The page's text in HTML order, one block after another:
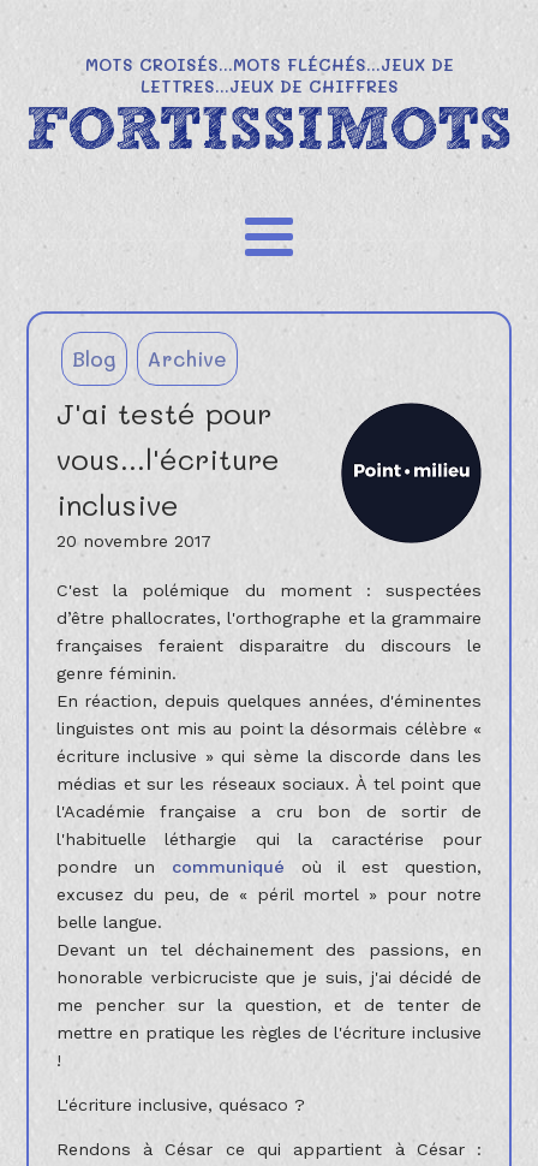
MOTS CROISÉS...MOTS FLÉCHÉS...JEUX DE
LETTRES...JEUX DE CHIFFRES
Blog Archive
J'ai testé pour
vous...l'écriture
inclusive
20 novembre 2017
C'est la polémique du moment : suspectées
d’être phallocrates, l'orthographe et la grammaire
françaises feraient disparaitre du discours le
genre féminin.
En réaction, depuis quelques années, d'éminentes
linguistes ont mis au point la désormais célèbre «
écriture inclusive » qui sème la discorde dans les
médias et sur les réseaux sociaux. À tel point que
l'Académie française a cru bon de sortir de
l'habituelle léthargie qui la caractérise pour
pondre un communiqué où il est question,
excusez du peu, de « péril mortel » pour notre
belle langue.
Devant un tel déchainement des passions, en
honorable verbicruciste que je suis, j'ai décidé de
me pencher sur la question, et de tenter de
mettre en pratique les règles de l'écriture inclusive
!
L'écriture inclusive, quésaco ?
Rendons à César ce qui appartient à César :